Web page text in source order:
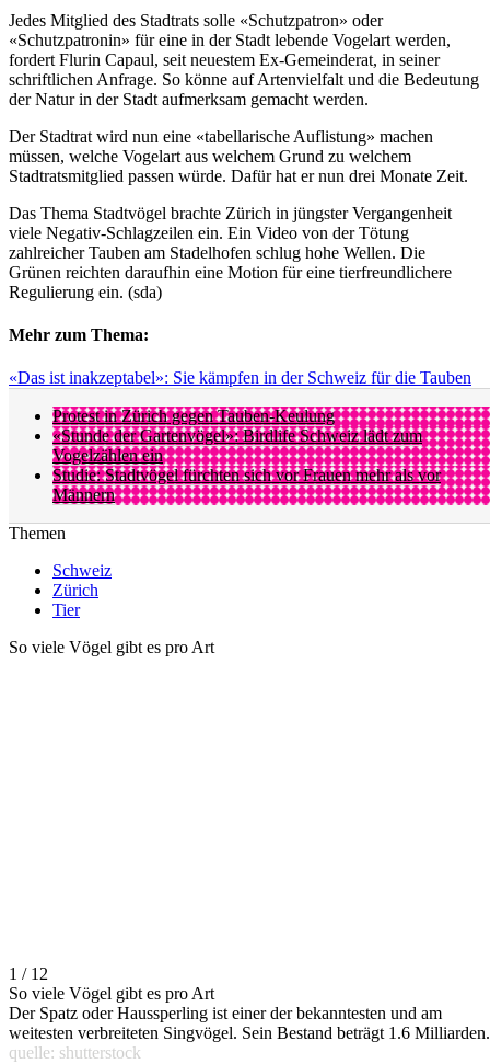
Jedes Mitglied des Stadtrats solle «Schutzpatron» oder
«Schutzpatronin» für eine in der Stadt lebende Vogelart werden,
fordert Flurin Capaul, seit neuestem Ex-Gemeinderat, in seiner
schriftlichen Anfrage. So könne auf Artenvielfalt und die Bedeutung
der Natur in der Stadt aufmerksam gemacht werden.
Der Stadtrat wird nun eine «tabellarische Auflistung» machen
müssen, welche Vogelart aus welchem Grund zu welchem
Stadtratsmitglied passen würde. Dafür hat er nun drei Monate Zeit.
Das Thema Stadtvögel brachte Zürich in jüngster Vergangenheit
viele Negativ-Schlagzeilen ein. Ein Video von der Tötung
zahlreicher Tauben am Stadelhofen schlug hohe Wellen. Die
Grünen reichten daraufhin eine Motion für eine tierfreundlichere
Regulierung ein. (sda)
Mehr zum Thema:
«Das ist inakzeptabel»: Sie kämpfen in der Schweiz für die Tauben
Protest in Zürich gegen Tauben-Keulung
«Stunde der Gartenvögel»: Birdlife Schweiz lädt zum
Vogelzählen ein
Studie: Stadtvögel fürchten sich vor Frauen mehr als vor
Männern
Themen
Schweiz
Zürich
Tier
So viele Vögel gibt es pro Art
1 / 12
So viele Vögel gibt es pro Art
Der Spatz oder Haussperling ist einer der bekanntesten und am
weitesten verbreiteten Singvögel. Sein Bestand beträgt 1.6 Milliarden.
quelle: shutterstock